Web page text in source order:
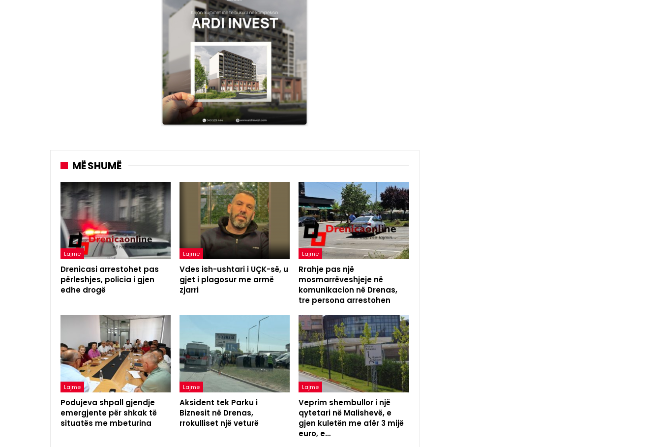
MË SHUMË
Lajme
Drenicasi arrestohet pas
përleshjes, policia i gjen
edhe drogë
Lajme
Vdes ish-ushtari i UÇK-së, u
gjet i plagosur me armë
zjarri
Lajme
Rrahje pas një
mosmarrëveshjeje në
komunikacion në Drenas,
tre persona arrestohen
Lajme
Podujeva shpall gjendje
emergjente për shkak të
situatës me mbeturina
Lajme
Aksident tek Parku i
Biznesit në Drenas,
rrokulliset një veturë
Lajme
Veprim shembullor i një
qytetari në Malishevë, e
gjen kuletën me afër 3 mijë
euro, e…